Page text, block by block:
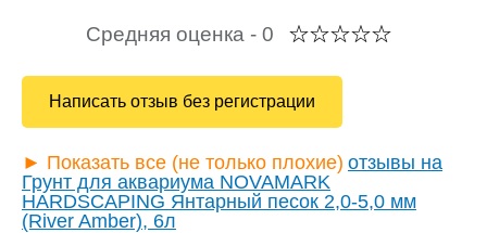
Средняя оценка - 0
Написать отзыв без регистрации
► Показать все (не только плохие) отзывы на
Грунт для аквариума NOVAMARK
HARDSCAPING Янтарный песок 2,0-5,0 мм
(River Amber), 6л